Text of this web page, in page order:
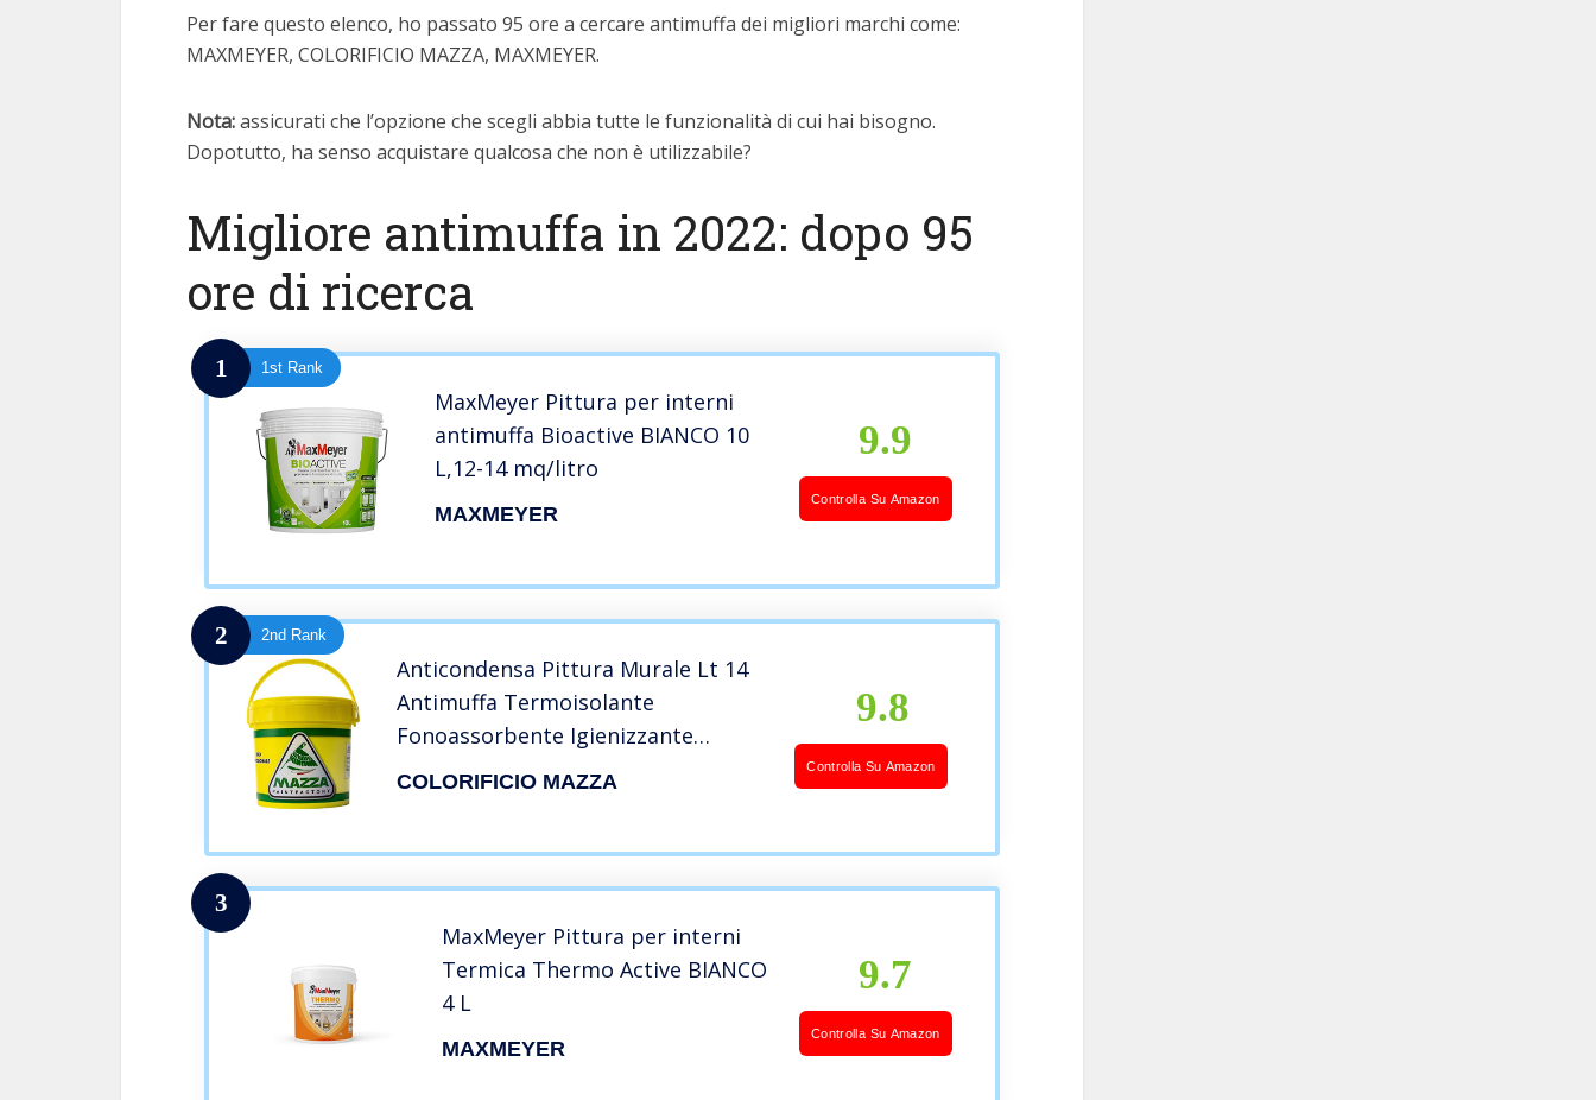
Per fare questo elenco, ho passato 95 ore a cercare antimuffa dei migliori marchi come:
MAXMEYER, COLORIFICIO MAZZA, MAXMEYER.
Nota:assicurati che l’opzione che scegli abbia tutte le funzionalità di cui hai bisogno.
Dopotutto, ha senso acquistare qualcosa che non è utilizzabile?
Migliore antimuffa in 2022: dopo 95
ore di ricerca
1 1st Rank
MaxMeyer Pittura per interni
antimuffa Bioactive BIANCO 10
L,12-14 mq/litro
MAXMEYER
9.9
Controlla Su Amazon
2 2nd Rank
Anticondensa Pittura Murale Lt 14
Antimuffa Termoisolante
Fonoassorbente Igienizzante
Colorificio Mazza Bianca Tecnologia
COLORIFICIO MAZZA
9.8
Controlla Su Amazon
3
MaxMeyer Pittura per interni
Termica Thermo Active BIANCO
4 L
MAXMEYER
9.7
Controlla Su Amazon